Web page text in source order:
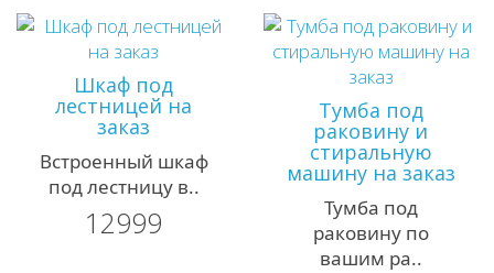
Шкаф под
лестницей на
заказ
Встроенный шкаф
под лестницу в..
12999
Тумба под
раковину и
стиральную
машину на заказ
Тумба под
раковину по
вашим ра..